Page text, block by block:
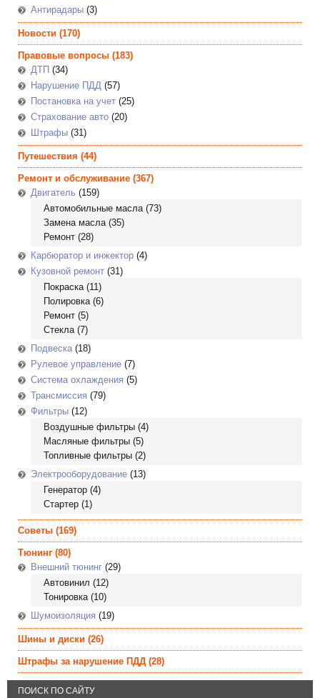
Антирадары (3)
Новости (170)
Правовые вопросы (183)
ДТП (34)
Нарушение ПДД (57)
Постановка на учет (25)
Страхование авто (20)
Штрафы (31)
Путешествия (44)
Ремонт и обслуживание (367)
Двигатель (159)
Автомобильные масла(73)
Замена масла(35)
Ремонт (28)
Карбюратор и инжектор (4)
Кузовной ремонт (31)
Покраска(11)
Полировка(6)
Ремонт (5)
Стекла(7)
Подвеска(18)
Рулевое управление (7)
Система охлаждения (5)
Трансмиссия (79)
Фильтры (12)
Воздушные фильтры (4)
Масляные фильтры (5)
Топливные фильтры (2)
Электрооборудование (13)
Генератор (4)
Стартер (1)
Советы (169)
Тюнинг (80)
Внешний тюнинг (29)
Автовинил (12)
Тонировка(10)
Шумоизоляция (19)
Шины и диски (26)
Штрафы за нарушение ПДД (28)
ПОИСК ПО САЙТУ